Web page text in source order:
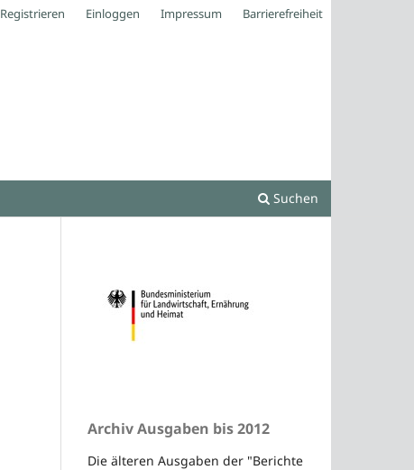
Suchen
Registrieren Einloggen Impressum Barrierefreiheit
Archiv Ausgaben bis 2012
Die älteren Ausgaben der "Berichte